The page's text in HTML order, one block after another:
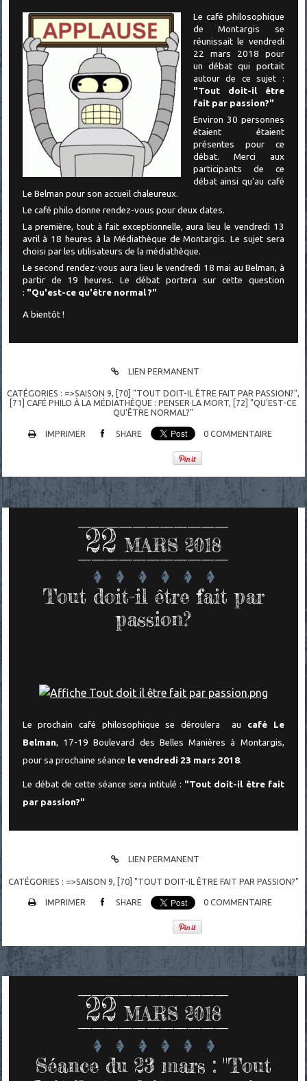
Le café philosophique
de Montargis se
réunissait le vendredi
22 mars 2018 pour
un débat qui portait
autour de ce sujet :
"Tout doit-il être
fait par passion?"
Environ 30 personnes
étaient étaient
présentes pour ce
débat. Merci aux
participants de ce
débat ainsi qu'au café
Le Belman pour son accueil chaleureux.
Le café philo donne rendez-vous pour deux dates.
La première, tout à fait exceptionnelle, aura lieu le vendredi 13
avril à 18 heures à la Médiathèque de Montargis. Le sujet sera
choisi par les utilisateurs de la médiathèque.
Le second rendez-vous aura lieu le vendredi 18 mai au Belman, à
partir de 19 heures.Le débat portera sur cette question
: "Qu'est-ce qu'être normal ?"
A bientôt !
LIEN PERMANENT
CATÉGORIES : =>SAISON 9, [70] "TOUT DOIT-IL ÊTRE FAIT PAR PASSION?",
[71] CAFÉ PHILO À LA MÉDIATHÈQUE : PENSER LA MORT,
[72] "QU'EST-CE
QU'ÊTRE NORMAL?"
IMPRIMER SHARE 0 COMMENTAIRE
22 MARS 2018
Tout doit-il être fait par
passion?
Le prochain café philosophique se déroulera au café Le
Belman, 17-19 Boulevard des Belles Manières à Montargis,
pour sa prochaine séance le vendredi 23 mars 2018.
Le débat de cette séance sera intitulé : "Tout doit-il être fait
par passion?"
LIEN PERMANENT
CATÉGORIES : =>SAISON 9 [70] "TOUT DOIT-IL ÊTRE FAIT PAR PASSION?"
IMPRIMER SHARE 0 COMMENTAIRE
22 MARS 2018
Séance du 23 mars : "Tout